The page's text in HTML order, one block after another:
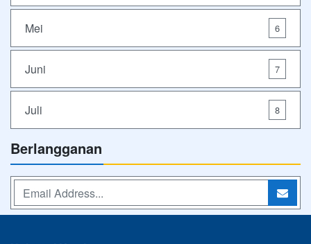
Mei 6
Juni 7
Juli 8
Berlangganan